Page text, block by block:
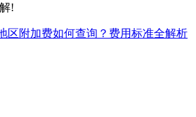
!
区附加费如何查询？费用标准全解析